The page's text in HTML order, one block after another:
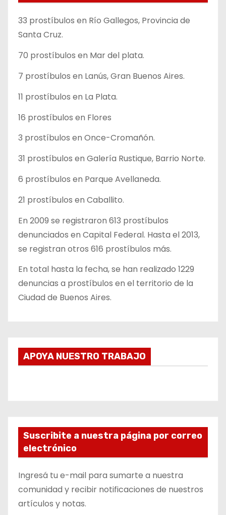
33 prostíbulos en Río Gallegos, Provincia de
Santa Cruz.
70 prostíbulos en Mar del plata.
7 prostíbulos en Lanús, Gran Buenos Aires.
11 prostíbulos en La Plata.
16 prostíbulos en Flores
3 prostíbulos en Once-Cromañón.
31 prostíbulos en Galería Rustique, Barrio Norte.
6 prostíbulos en Parque Avellaneda.
21 prostíbulos en Caballito.
En 2009 se registraron 613 prostíbulos
denunciados en Capital Federal. Hasta el 2013,
se registran otros 616 prostíbulos más.
En total hasta la fecha, se han realizado 1229
denuncias a prostíbulos en el territorio de la
Ciudad de Buenos Aires.
APOYA NUESTRO TRABAJO
Suscribite a nuestra página por correo
electrónico
Ingresá tu e-mail para sumarte a nuestra
comunidad y recibir notificaciones de nuestros
artículos y notas.